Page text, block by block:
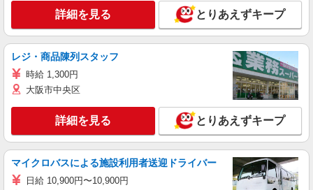
詳細を見る とりあえずキープ
レジ・商品陳列スタッフ
時給 1,300円
大阪市中央区
詳細を見る とりあえずキープ
マイクロバスによる施設利用者送迎ドライバー
日給 10,900円〜10,900円